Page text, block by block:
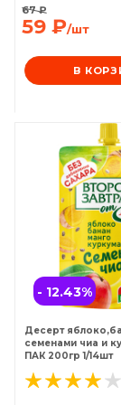
59 ₽/шт
67₽
В
- 12.43%
Десерт
семенами чиа и
ПАК 200гр 1/14шт